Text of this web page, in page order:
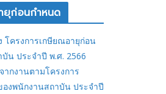
ยุก่อนกำหนด
โครงการเกษียณอายุก่อน
น ประจำปี พ.ศ. 2566
กงานตามโครงการ
งพนักงานสถาบัน ประจำปี